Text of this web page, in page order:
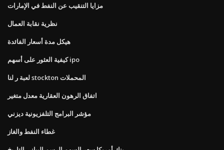
مزايا التنقيب عن النفط في الإمارات
نظرية نقابة العمال
هيكل مدة أسعار الفائدة
كيفية العثور على أسهم ipo
لعبة ر لنا stockton المحملات
اتفاق الرهون العقارية معدل متغير
مؤشر البرامج التلفزيونية ديزني
غطاء النفط والغاز